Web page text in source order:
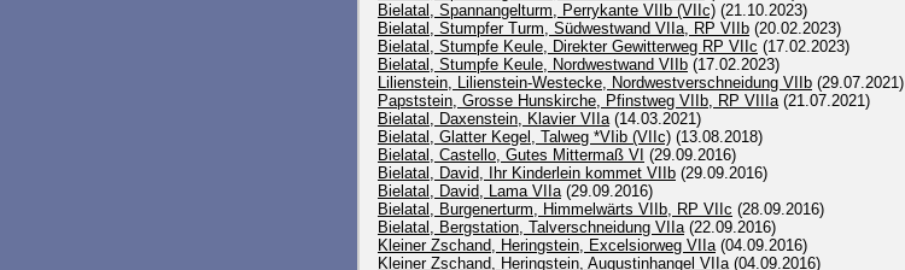
Bielatal, Spannangelturm, Perrykante VIIb (VIIc) (21.10.2023)
Bielatal, Stumpfer Turm, Südwestwand VIIa, RP VIIb (20.02.2023)
Bielatal, Stumpfe Keule, Direkter Gewitterweg RP VIIc (17.02.2023)
Bielatal, Stumpfe Keule, Nordwestwand VIIb (17.02.2023)
Lilienstein, Lilienstein-Westecke, Nordwestverschneidung VIIb (29.07.2021)
Papststein, Grosse Hunskirche, Pfinstweg VIIb, RP VIIIa(21.07.2021)
Bielatal, Daxenstein, Klavier VIIa(14.03.2021)
Bielatal, Glatter Kegel, Talweg *VIib (VIIc) (13.08.2018)
Bielatal, Castello, Gutes Mittermaß VI (29.09.2016)
Bielatal, David, Ihr Kinderlein kommet VIIb (29.09.2016)
Bielatal, David, Lama VIIa(29.09.2016)
Bielatal, Burgenerturm, Himmelwärts VIIb, RP VIIc (28.09.2016)
Bielatal, Bergstation, Talverschneidung VIIa(22.09.2016)
Kleiner Zschand, Heringstein, Excelsiorweg VIIa(04.09.2016)
Kleiner Zschand, Heringstein, Augustinhangel VIIa(04.09.2016)